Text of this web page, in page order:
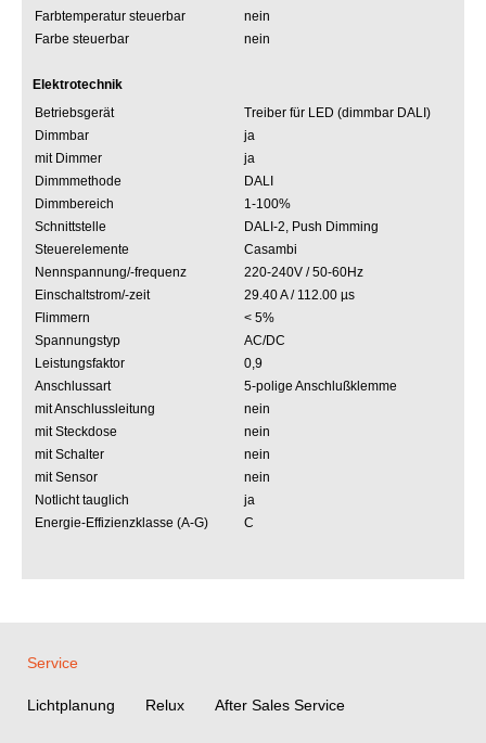
Farbtemperatur steuerbar
nein
Farbe steuerbar
nein
Elektrotechnik
Betriebsgerät
Treiber für LED (dimmbar DALI)
Dimmbar
ja
mit Dimmer
ja
Dimmmethode
DALI
Dimmbereich
1-100%
Schnittstelle
DALI-2, Push Dimming
Steuerelemente
Casambi
Nennspannung/-frequenz
220-240V / 50-60Hz
Einschaltstrom/-zeit
29.40 A / 112.00 µs
Flimmern
< 5%
Spannungstyp
AC/DC
Leistungsfaktor
0,9
Anschlussart
5-polige Anschlußklemme
mit Anschlussleitung
nein
mit Steckdose
nein
mit Schalter
nein
mit Sensor
nein
Notlicht tauglich
ja
Energie-Effizienzklasse (A-G)
C
Service
Lichtplanung Relux After Sales Service